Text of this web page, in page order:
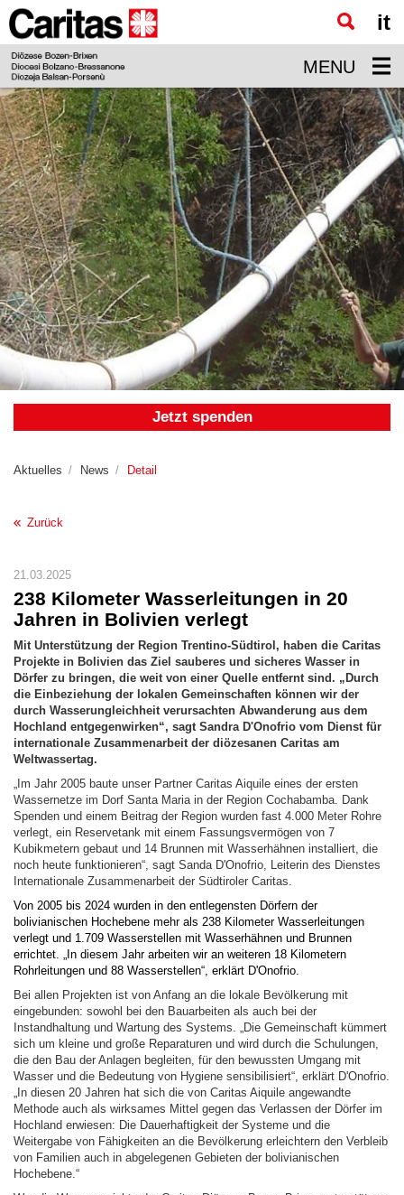
Zum
Hauptinhalt
springen
it
MENU
Jetzt spenden
Aktuelles News Detail
Zurück
21.03.2025
238 Kilometer Wasserleitungen in 20
Jahren in Bolivien verlegt
Mit Unterstützung der Region Trentino-Südtirol, haben die Caritas
Projekte in Bolivien das Ziel sauberes und sicheres Wasser in
Dörfer zu bringen, die weit von einer Quelle entfernt sind. „Durch
die Einbeziehung der lokalen Gemeinschaften können wir der
durch Wasserungleichheit verursachten Abwanderung aus dem
Hochland entgegenwirken“, sagt Sandra D'Onofrio vom Dienst für
internationale Zusammenarbeit der diözesanen Caritas am
Weltwassertag.
„Im Jahr 2005 baute unser Partner Caritas Aiquile eines der ersten
Wassernetze im Dorf Santa Maria in der Region Cochabamba. Dank
Spenden und einem Beitrag der Region wurden fast 4.000 Meter Rohre
verlegt, ein Reservetank mit einem Fassungsvermögen von 7
Kubikmetern gebaut und 14 Brunnen mit Wasserhähnen installiert, die
noch heute funktionieren“, sagt Sanda D'Onofrio, Leiterin des Dienstes
Internationale Zusammenarbeit der Südtiroler Caritas.
Von 2005 bis 2024 wurden in den entlegensten Dörfern der
bolivianischen Hochebene mehr als 238 Kilometer Wasserleitungen
verlegt und 1.709 Wasserstellen mit Wasserhähnen und Brunnen
errichtet. „In diesem Jahr arbeiten wir an weiteren 18 Kilometern
Rohrleitungen und 88 Wasserstellen“, erklärt D'Onofrio.
Bei allen Projekten ist von Anfang an die lokale Bevölkerung mit
eingebunden: sowohl bei den Bauarbeiten als auch bei der
Instandhaltung und Wartung des Systems. „Die Gemeinschaft kümmert
sich um kleine und große Reparaturen und wird durch die Schulungen,
die den Bau der Anlagen begleiten, für den bewussten Umgang mit
Wasser und die Bedeutung von Hygiene sensibilisiert“, erklärt D'Onofrio.
„In diesen 20 Jahren hat sich die von Caritas Aiquile angewandte
Methode auch als wirksames Mittel gegen das Verlassen der Dörfer im
Hochland erwiesen: Die Dauerhaftigkeit der Systeme und die
Weitergabe von Fähigkeiten an die Bevölkerung erleichtern den Verbleib
von Familien auch in abgelegenen Gebieten der bolivianischen
Hochebene.“